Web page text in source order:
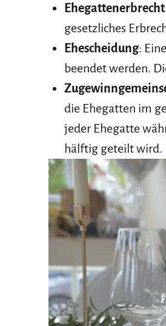
Ehegattenerbrecht
gesetzliches
Ehescheidung:
beendet werden.
die Ehegatten im
jeder Ehegatte
hälftig geteilt wird.